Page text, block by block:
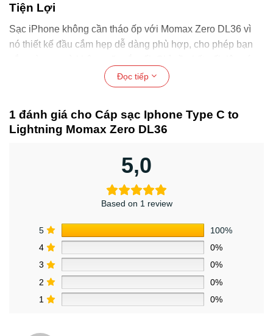
Tiện Lợi
Sạc iPhone không cần tháo ốp với Momax Zero DL36 vì
nó thiết kế đầu cắm hẹp dễ dàng phù hợp, cho phép bạn
với iPhone của bạn và trải nghiệm sự tiện lợi và liền mạch
Thiết Kế Dễ Dàng Phù Hợp Cho Việc Sạc Tiện Lợi
Được Xây Dựng Để Bền Bỉ, Thiết Kế Để Chịu
Đựng
Đọc tiếp
1 đánh giá cho Cáp sạc Iphone Type C to
Lightning Momax Zero DL36
5,0
Based on 1 review
5
100%
4
0%
3
0%
2
0%
1
0%